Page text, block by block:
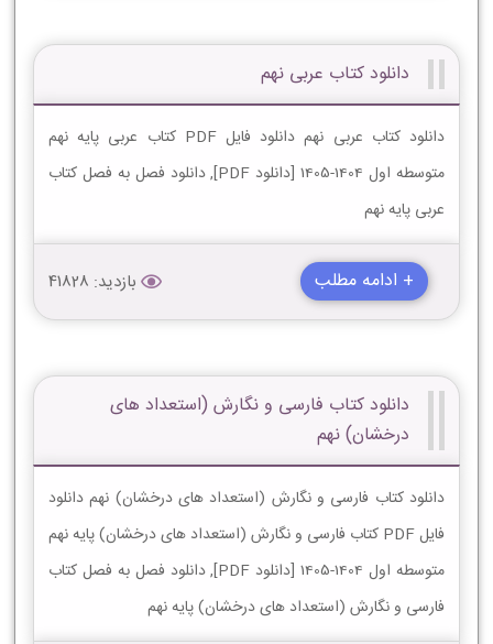
دانلود کتاب عربی نهم
دانلود کتاب عربی نهم دانلود فایل PDF کتاب عربی پایه نهم
متوسطه اول 1404-1405 [دانلود PDF], دانلود فصل به فصل کتاب
عربی پایه نهم
+ ادامه مطلب بازدید: 41828
دانلود کتاب فارسی و نگارش (استعداد های
درخشان) نهم
دانلود کتاب فارسی و نگارش (استعداد های درخشان) نهم دانلود
فایل PDF کتاب فارسی و نگارش (استعداد های درخشان) پایه نهم
متوسطه اول 1404-1405 [دانلود PDF], دانلود فصل به فصل کتاب
فارسی و نگارش (استعداد های درخشان) پایه نهم